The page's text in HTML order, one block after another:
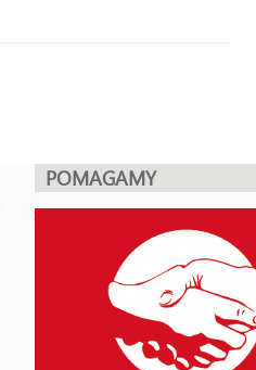
POMAGAMY